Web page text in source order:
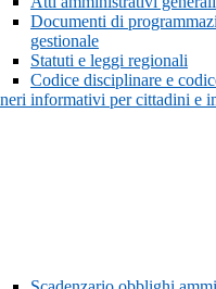
Documenti di
gestionale
Statuti e leggi regionali
Codice disciplinare e
informativi per cittadini e